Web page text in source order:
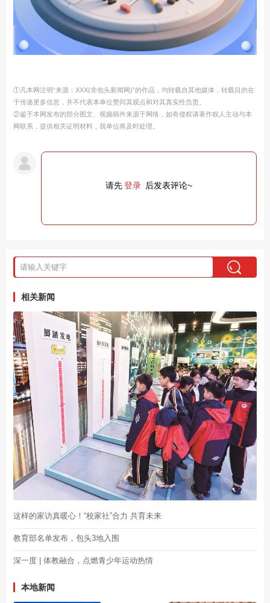
①凡本网注明“来源：XXX(非包头新闻网)”的作品，均转载自其他媒体，转载目的在
于传递更多信息，并不代表本单位赞同其观点和对其真实性负责。
②鉴于本网发布的部分图文、视频稿件来源于网络，如有侵权请著作权人主动与本
网联系，提供相关证明材料，我单位将及时处理。
请先登录 后发表评论~
相关新闻
这样的家访真暖心！“校家社”合力 共育未来
教育部名单发布，包头3地入围
深一度 | 体教融合，点燃青少年运动热情
本地新闻